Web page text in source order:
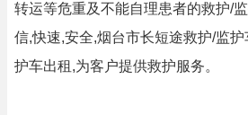
转运等危重及不能自理患者的救护/
信,快速,安全,烟台市长短途救护/监
护车出租,为客户提供救护服务。